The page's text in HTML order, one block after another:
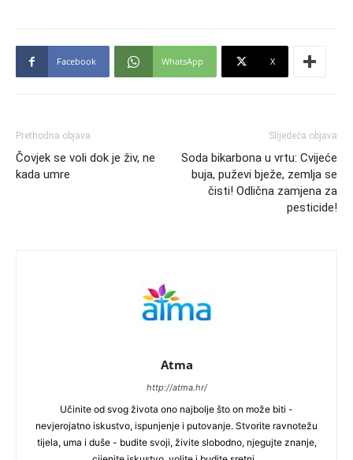
Facebook WhatsApp X
Prethodna objava
Čovjek se voli dok je živ, ne
kada umre
Slijedeća objava
Soda bikarbona u vrtu: Cvijeće
buja, puževi bježe, zemlja se
čisti! Odlična zamjena za
pesticide!
Atma
http://atma.hr/
Učinite od svog života ono najbolje što on može biti -
nevjerojatno iskustvo, ispunjenje i putovanje. Stvorite ravnotežu
tijela, uma i duše - budite svoji, živite slobodno, njegujte znanje,